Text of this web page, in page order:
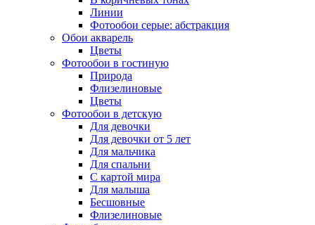
Линии
Фотообои серые: абстракция
Обои акварель
Цветы
Фотообои в гостиную
Природа
Флизелиновые
Цветы
Фотообои в детскую
Для девочки
Для девочки от 5 лет
Для мальчика
Для спальни
С картой мира
Для малыша
Бесшовные
Флизелиновые